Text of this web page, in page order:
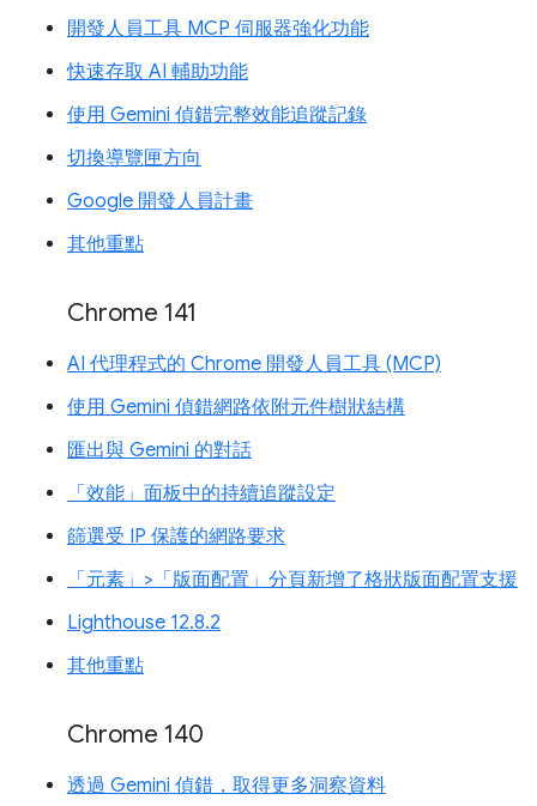
開發人員工具 MCP 伺服器強化功能
快速存取 AI 輔助功能
使用 Gemini 偵錯完整效能追蹤記錄
切換導覽匣方向
Google 開發人員計畫
其他重點
Chrome 141
AI 代理程式的 Chrome 開發人員工具 (MCP)
使用 Gemini 偵錯網路依附元件樹狀結構
匯出與 Gemini 的對話
「效能」面板中的持續追蹤設定
篩選受 IP 保護的網路要求
「元素」>「版面配置」分頁新增了格狀版面配置支援
Lighthouse 12.8.2
其他重點
Chrome 140
透過 Gemini 偵錯，取得更多洞察資料